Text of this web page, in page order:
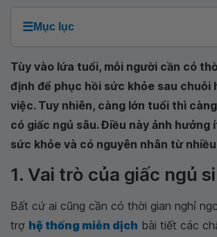
☰Mục lục
Tùy vào lứa tuổi, mỗi người cần có
định để phục hồi sức khỏe sau chuỗi
việc. Tuy nhiên, càng lớn tuổi thì
có giấc ngủ sâu. Điều này ảnh hưởng
sức khỏe và có nguyên nhân từ
1. Vai trò của giấc ngủ
Bất cứ ai cũng cần có thời gian nghỉ
trợ hệ thống miễn dịch bài tiết các